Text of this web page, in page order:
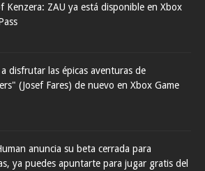
Kenzera: ZAU ya está disponible en Xbox
disfrutar las épicas aventuras de
(Josef Fares) de nuevo en Xbox Game
anuncia su beta cerrada para
ya puedes apuntarte para jugar gratis del